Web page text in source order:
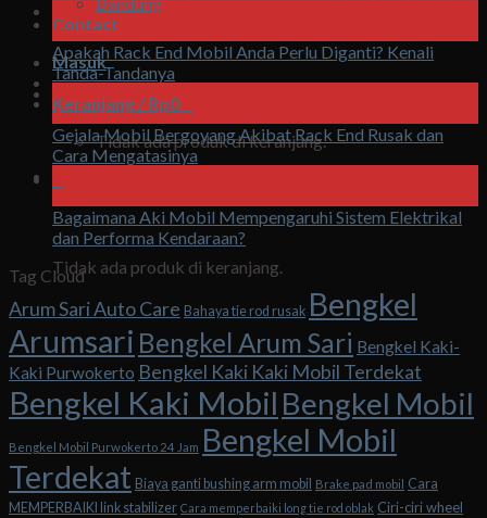
Contact
Masuk
Keranjang / Rp0
Tidak ada produk di keranjang.
Keranjang
Tidak ada produk di keranjang.
Agu
Apakah Rack End Mobil Anda Perlu Diganti? Kenali
Tanda-Tandanya
07
Agu
Gejala Mobil Bergoyang Akibat Rack End Rusak dan
Cara Mengatasinya
Bagaimana Aki Mobil Mempengaruhi Sistem Elektrikal
dan Performa Kendaraan?
Tag Cloud
Arum Sari Auto Care Bahaya tie rod rusak Bengkel
Arumsari Bengkel Arum Sari Bengkel Kaki-
Kaki Purwokerto Bengkel Kaki Kaki Mobil Terdekat
Bengkel Kaki Mobil Bengkel Mobil
Bengkel Mobil Purwokerto 24 Jam Bengkel Mobil
Terdekat Biaya ganti bushing arm mobil Brake pad mobil Cara
MEMPERBAIKI link stabilizer Cara memperbaiki long tie rod oblak Ciri-ciri wheel